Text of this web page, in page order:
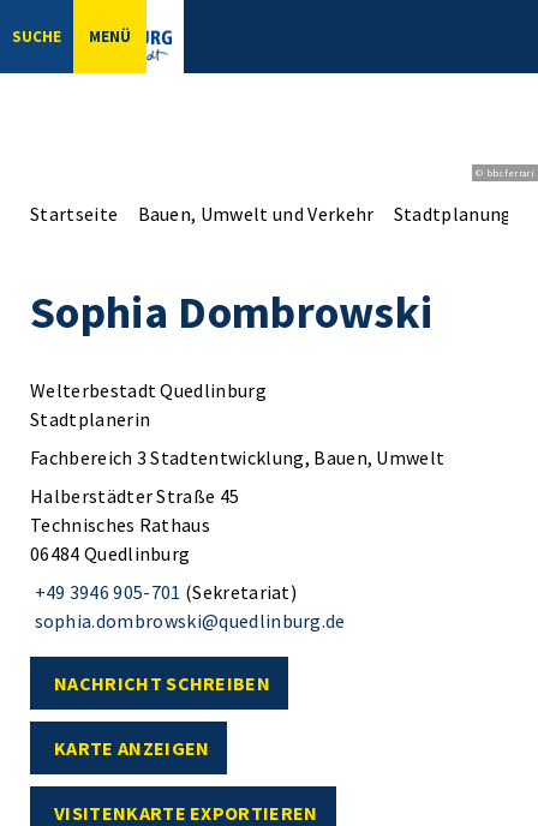
SUCHE MENÜ
© bbsferrari
Startseite Bauen, Umwelt und Verkehr Stadtplanung
Sophia Dombrowski
Welterbestadt Quedlinburg
Stadtplanerin
Fachbereich 3 Stadtentwicklung, Bauen, Umwelt
Halberstädter Straße 45
Technisches Rathaus
06484 Quedlinburg
+49 3946 905-701 (Sekretariat)
sophia.dombrowski@quedlinburg.de
NACHRICHT SCHREIBEN
KARTE ANZEIGEN
VISITENKARTE EXPORTIEREN